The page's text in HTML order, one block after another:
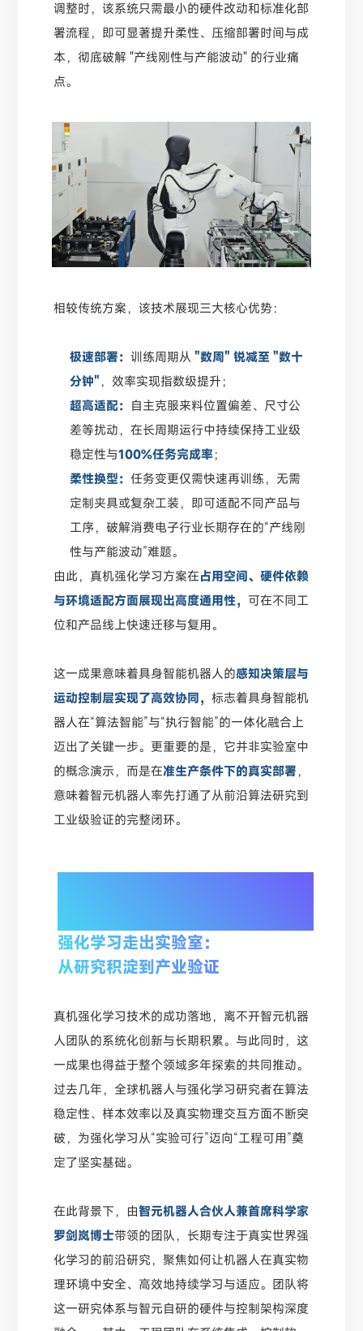
调整时，该系统只需最小的硬件改动和标准化部
署流程，即可显著提升柔性、压缩部署时间与成
本，彻底破解 "产线刚性与产能波动" 的行业痛
点。
相较传统方案，该技术展现三大核心优势：
极速部署：训练周期从 "数周" 锐减至 "数十
分钟" ，效率实现指数级提升；
超高适配： 自主克服来料位置偏差、尺寸公
差等扰动，在长周期运行中持续保持工业级
稳定性与100%任务完成率；
柔性换型： 任务变更仅需快速再训练，无需
定制夹具或复杂工装，即可适配不同产品与
工序，破解消费电子行业长期存在的“产线刚
性与产能波动”难题。
由此，真机强化学习方案在占用空间、硬件依赖
与环境适配方面展现出高度通用性， 可在不同工
位和产品线上快速迁移与复用。
这一成果意味着具身智能机器人的感知决策层与
运动控制层实现了高效协同，标志着具身智能机
器人在“算法智能”与“执行智能”的一体化融合上
迈出了关键一步。更重要的是，它并非实验室中
的概念演示，而是在准生产条件下的真实部署 ，
意味着智元机器人率先打通了从前沿算法研究到
工业级验证的完整闭环。
强化学习走出实验室：
从研究积淀到产业验证
真机强化学习技术的成功落地，离不开智元机器
人团队的系统化创新与长期积累。与此同时，这
一成果也得益于整个领域多年探索的共同推动。
过去几年，全球机器人与强化学习研究者在算法
稳定性、样本效率以及真实物理交互方面不断突
破，为强化学习从“实验可行”迈向“工程可用”奠
定了坚实基础。
在此背景下，由智元机器人合伙人兼首席科学家
罗剑岚博士带领的团队，长期专注于真实世界强
化学习的前沿研究，聚焦如何让机器人在真实物
理环境中安全、高效地持续学习与适应。团队将
这一研究体系与智元自研的硬件与控制架构深度